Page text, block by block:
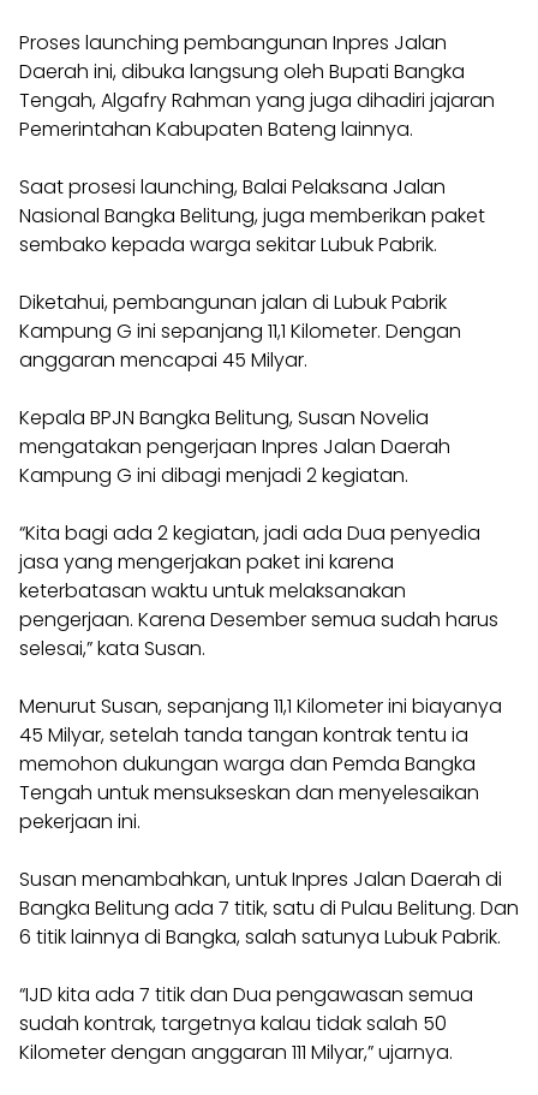
Proses launching pembangunan Inpres Jalan
Daerah ini, dibuka langsung oleh Bupati Bangka
Tengah, Algafry Rahman yang juga dihadiri jajaran
Pemerintahan Kabupaten Bateng lainnya.
Saat prosesi launching, Balai Pelaksana Jalan
Nasional Bangka Belitung, juga memberikan paket
sembako kepada warga sekitar Lubuk Pabrik.
Diketahui, pembangunan jalan di Lubuk Pabrik
Kampung G ini sepanjang 11,1 Kilometer. Dengan
anggaran mencapai 45 Milyar.
Kepala BPJN Bangka Belitung, Susan Novelia
mengatakan pengerjaan Inpres Jalan Daerah
Kampung G ini dibagi menjadi 2 kegiatan.
“Kita bagi ada 2 kegiatan, jadi ada Dua penyedia
jasa yang mengerjakan paket ini karena
keterbatasan waktu untuk melaksanakan
pengerjaan. Karena Desember semua sudah harus
selesai,” kata Susan.
Menurut Susan, sepanjang 11,1 Kilometer ini biayanya
45 Milyar, setelah tanda tangan kontrak tentu ia
memohon dukungan warga dan Pemda Bangka
Tengah untuk mensukseskan dan menyelesaikan
pekerjaan ini.
Susan menambahkan, untuk Inpres Jalan Daerah di
Bangka Belitung ada 7 titik, satu di Pulau Belitung. Dan
6 titik lainnya di Bangka, salah satunya Lubuk Pabrik.
“IJD kita ada 7 titik dan Dua pengawasan semua
sudah kontrak, targetnya kalau tidak salah 50
Kilometer dengan anggaran 111 Milyar,” ujarnya.